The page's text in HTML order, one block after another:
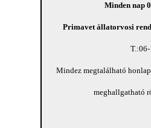
Minden nap
Primavet állatorvosi
Mindez megtalálható
meghallgatható